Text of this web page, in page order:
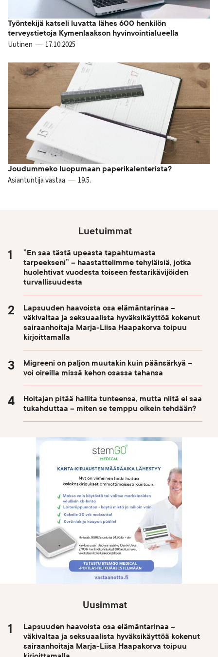
Työntekijä katseli luvatta lähes 600 henkilön
terveystietoja Kymenlaakson hyvinvointialueella
Uutinen 17.10.2025
Joudummeko luopumaan paperikalenterista?
Asiantuntija vastaa 19.5.
Luetuimmat
”En saa tästä upeasta tapahtumasta
tarpeekseni” – haastattelimme tehyläisiä, jotka
huolehtivat vuodesta toiseen festarikävijöiden
turvallisuudesta
Lapsuuden haavoista osa elämäntarinaa –
väkivaltaa ja seksuaalista hyväksikäyttöä kokenut
sairaanhoitaja Marja-Liisa Haapakorva toipuu
kirjoittamalla
Migreeni on paljon muutakin kuin päänsärkyä –
voi oireilla missä kehon osassa tahansa
Hoitajan pitää hallita tunteensa, mutta niitä ei saa
tukahduttaa – miten se temppu oikein tehdään?
Uusimmat
Lapsuuden haavoista osa elämäntarinaa –
väkivaltaa ja seksuaalista hyväksikäyttöä kokenut
sairaanhoitaja Marja-Liisa Haapakorva toipuu